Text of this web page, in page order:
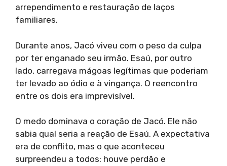
arrependimento e restauração de laços
familiares.
Durante anos, Jacó viveu com o peso da culpa
por ter enganado seu irmão. Esaú, por outro
lado, carregava mágoas legítimas que poderiam
ter levado ao ódio e à vingança. O reencontro
entre os dois era imprevisível.
O medo dominava o coração de Jacó. Ele não
sabia qual seria a reação de Esaú. A expectativa
era de conflito, mas o que aconteceu
surpreendeu a todos: houve perdão e